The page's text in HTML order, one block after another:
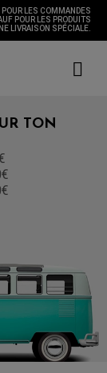
POUR LES COMMANDES
POUR LES PRODUITS
LIVRAISON SPÉCIALE.
TON